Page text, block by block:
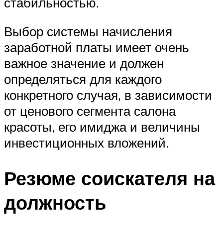
Выбор системы начисления
заработной платы имеет очень
важное значение и должен
определяться для каждого
конкретного случая, в зависимости
от ценового сегмента салона
красоты, его имиджа и величины
инвестиционных вложений.
Резюме соискателя на
должность